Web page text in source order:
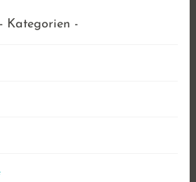
Kategorien